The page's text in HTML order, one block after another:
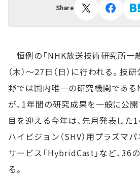
Share
恒例の「NHK放送技術研究所一
（木）～27日（日）に行われる。技
野では国内唯一の研究機関であ
が、1年間の研究成果を一般に公
目を迎える今年は、先月発表した
ハイビジョン（SHV）用プラズマ
サービス「HybridCast」など、36
る。